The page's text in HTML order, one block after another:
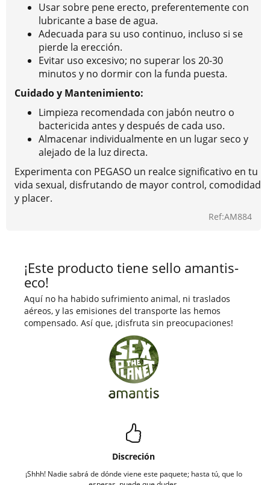
Usar sobre pene erecto, preferentemente con
lubricante a base de agua.
Adecuada para su uso continuo, incluso si se
pierde la erección.
Evitar uso excesivo; no superar los 20-30
minutos y no dormir con la funda puesta.
Cuidado y Mantenimiento:
Limpieza recomendada con jabón neutro o
bactericida antes y después de cada uso.
Almacenar individualmente en un lugar seco y
alejado de la luz directa.
Experimenta con PEGASO un realce significativo en tu
vida sexual, disfrutando de mayor control, comodidad
y placer.
Ref:AM884
¡Este producto tiene sello amantis-
eco!
Aquí no ha habido sufrimiento animal, ni traslados
aéreos, y las emisiones del transporte las hemos
compensado. Así que, ¡disfruta sin preocupaciones!
Discreción
¡Shhh! Nadie sabrá de dónde viene este paquete; hasta tú, que lo